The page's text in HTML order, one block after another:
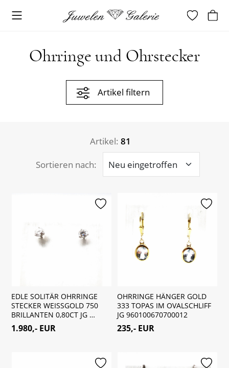
Ohrringe und Ohrstecker
Artikel filtern
Artikel: 81
Sortieren nach:
merken
EDLE SOLITÄR OHRRINGE
STECKER WEISSGOLD 750
BRILLANTEN 0,80CT JG …
1.980,- EUR
merken
OHRRINGE HÄNGER GOLD
333 TOPAS IM OVALSCHLIFF
JG 960100670700012
235,- EUR
merken merken